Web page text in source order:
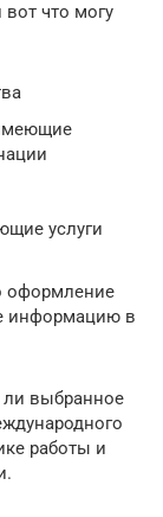
что могу
услуги
оформление
информацию в
ли выбранное
работы и